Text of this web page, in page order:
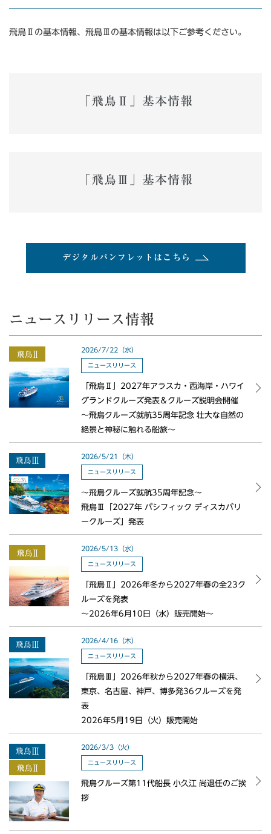
飛鳥Ⅱの基本情報、飛鳥Ⅲの基本情報は以下ご参考ください。
「飛鳥Ⅱ」基本情報
「飛鳥Ⅲ」基本情報
デジタルパンフレットはこちら
ニュースリリース情報
2026/7/22（水）
ニュースリリース
「飛鳥Ⅱ」2027年アラスカ・西海岸・ハワイ
グランドクルーズ発表＆クルーズ説明会開催
～飛鳥クルーズ就航35周年記念 壮大な自然の
絶景と神秘に触れる船旅～
2026/5/21（木）
ニュースリリース
〜飛鳥クルーズ就航35周年記念〜
飛鳥Ⅲ「2027年 パシフィック ディスカバリ
ークルーズ」発表
2026/5/13（水）
ニュースリリース
「飛鳥Ⅱ」2026年冬から2027年春の全23ク
ルーズを発表
～2026年6月10日（水）販売開始～
2026/4/16（木）
ニュースリリース
「飛鳥Ⅲ」2026年秋から2027年春の横浜、
東京、名古屋、神戸、博多発36クルーズを発
表
2026年5月19日（火）販売開始
2026/3/3（火）
ニュースリリース
飛鳥クルーズ第11代船長 小久江 尚退任のご挨
拶